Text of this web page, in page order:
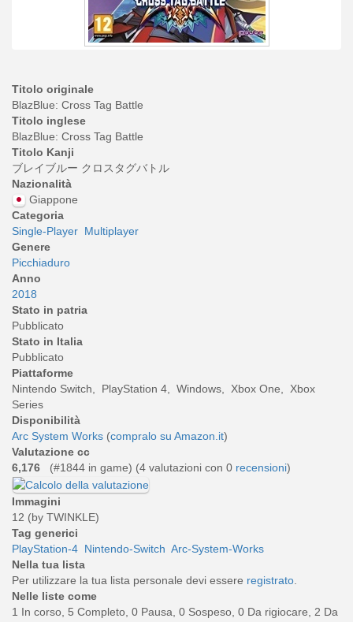
Titolo originale
BlazBlue: Cross Tag Battle
Titolo inglese
BlazBlue: Cross Tag Battle
Titolo Kanji
ブレイブルー クロスタグバトル
Nazionalità
Giappone
Categoria
Single-Player Multiplayer
Genere
Picchiaduro
Anno
2018
Stato in patria
Pubblicato
Stato in Italia
Pubblicato
Piattaforme
Nintendo Switch, PlayStation 4, Windows, Xbox One, Xbox
Series
Disponibilità
Arc System Works (compralo su Amazon.it)
Valutazione cc
6,176
(#1844 in game) (4 valutazioni con 0 recensioni)
Immagini
12 (by TWINKLE)
Tag generici
PlayStation-4 Nintendo-Switch Arc-System-Works
Nella tua lista
Per utilizzare la tua lista personale devi essere registrato
Nelle liste come
1 In corso, 5 Completo, 0 Pausa, 0 Sospeso, 0 Da rigiocare, 2 Da